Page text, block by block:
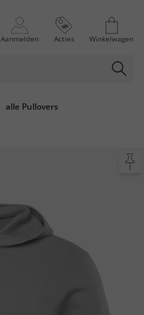
Aanmelden Acties Winkelwagen
alle Pullovers